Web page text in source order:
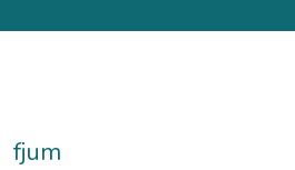
fjum